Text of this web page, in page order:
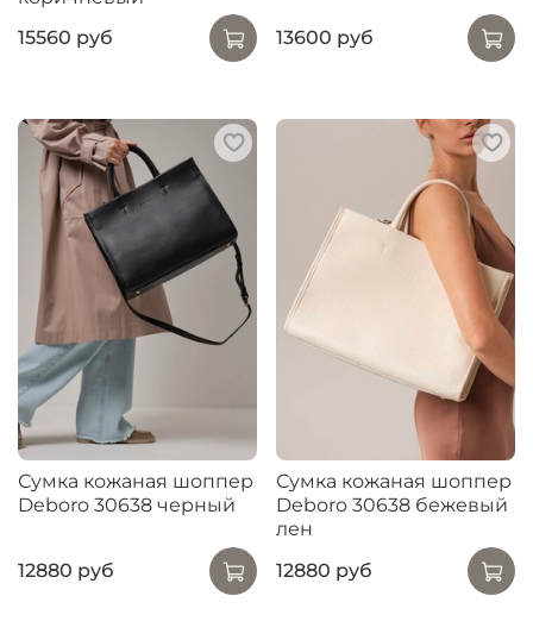
15560 руб
13600 руб
Сумка кожаная шоппер
Deboro 30638 черный
12880 руб
Сумка кожаная шоппер
Deboro 30638 бежевый
лен
12880 руб